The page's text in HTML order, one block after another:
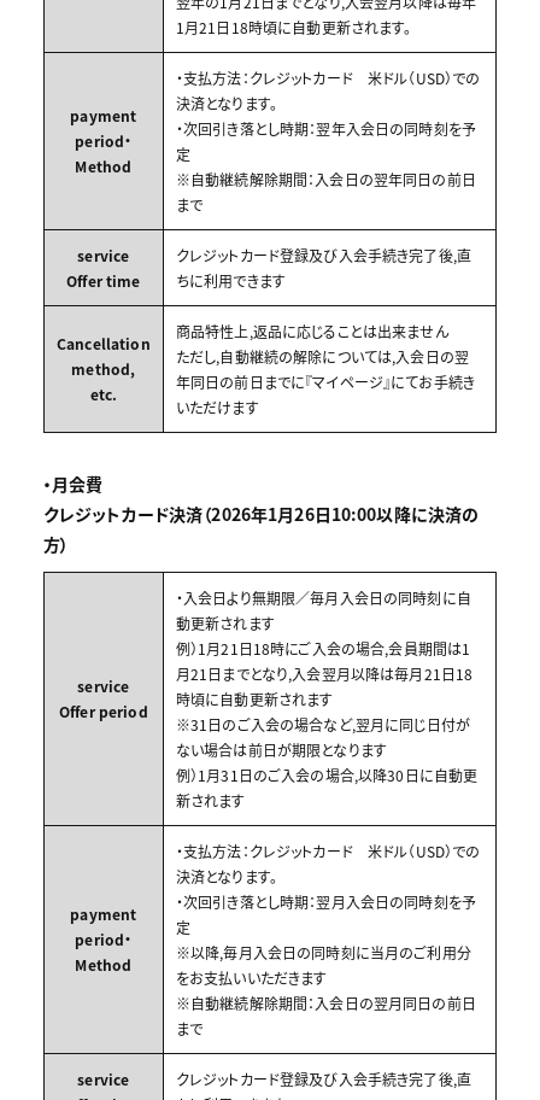
1月21日18時頃に自動更新されます。
payment
period・
Method
・支払方法：クレジットカード 米ドル（USD）での
決済となります。
・次回引き落とし時期：翌年入会日の同時刻を予
定
※自動継続解除期間：入会日の翌年同日の前日
まで
service
Offer time
クレジットカード登録及び入会手続き完了後,直
ちに利用できます
Cancellation
method,
etc.
商品特性上,返品に応じることは出来ません
ただし,自動継続の解除については,入会日の翌
年同日の前日までに『マイページ』にてお手続き
いただけます
・月会費
クレジットカード決済（2026年1月26日10:00以降に決済の
方）
service
Offer period
・入会日より無期限／毎月入会日の同時刻に自
動更新されます
例）1月21日18時にご入会の場合,会員期間は1
月21日までとなり,入会翌月以降は毎月21日18
時頃に自動更新されます
※31日のご入会の場合など,翌月に同じ日付が
ない場合は前日が期限となります
例）1月31日のご入会の場合,以降30日に自動更
新されます
payment
period・
Method
・支払方法：クレジットカード 米ドル（USD）での
決済となります。
・次回引き落とし時期：翌月入会日の同時刻を予
定
※以降,毎月入会日の同時刻に当月のご利用分
をお支払いいただきます
※自動継続解除期間：入会日の翌月同日の前日
まで
service
クレジットカード登録及び入会手続き完了後,直